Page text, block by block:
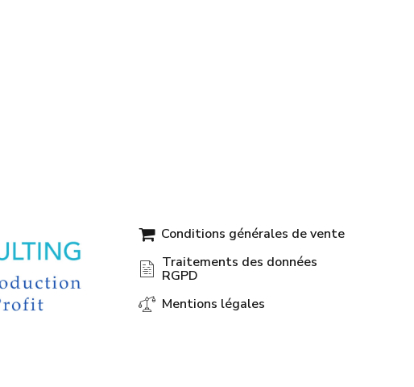
Conditions générales de vente
Traitements des données
RGPD
Mentions légales